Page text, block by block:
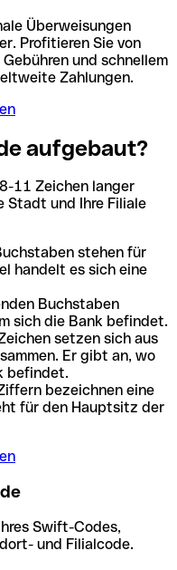
Überweisungen
Profitieren Sie von
und schnellem
Zahlungen.
aufgebaut?
11 Zeichen langer
Stadt und Ihre Filiale
stehen für
handelt es sich eine
Buchstaben
sich die Bank befindet.
setzen sich aus
Er gibt an, wo
befindet.
bezeichnen eine
für den Hauptsitz der
Swift-Codes,
und Filialcode.